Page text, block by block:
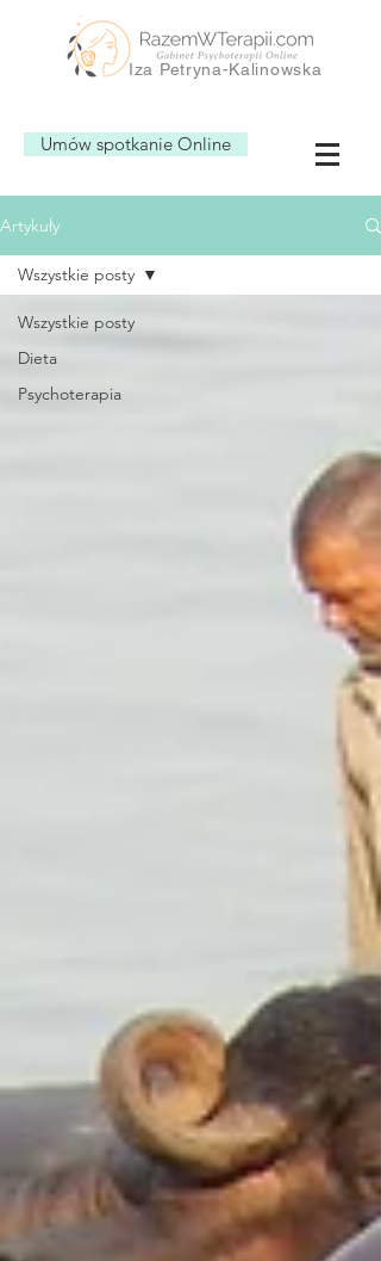
Iza Petryna-Kalinowska
Umów spotkanie Online
Artykuły
Wszystkie posty
Dieta
Psychoterapia
Wszystkie posty